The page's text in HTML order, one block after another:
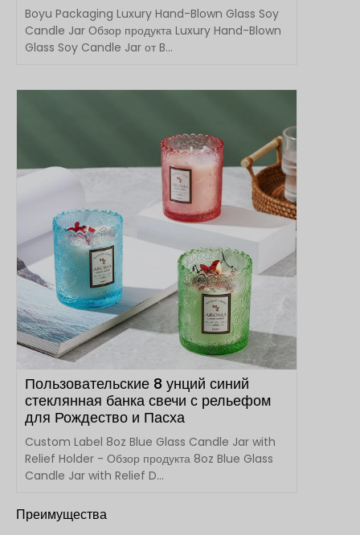
Boyu Packaging Luxury Hand-Blown Glass Soy
Candle Jar Обзор продукта Luxury Hand-Blown
Glass Soy Candle Jar от B...
Пользовательские 8 унций синий
стеклянная банка свечи с рельефом
для Рождество и Пасха
Custom Label 8oz Blue Glass Candle Jar with
Relief Holder - Обзор продукта 8oz Blue Glass
Candle Jar with Relief D...
Преимущества